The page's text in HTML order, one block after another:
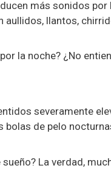
más sonidos por
llantos,
la noche? ¿No
severamente
bolas de pelo
La verdad,